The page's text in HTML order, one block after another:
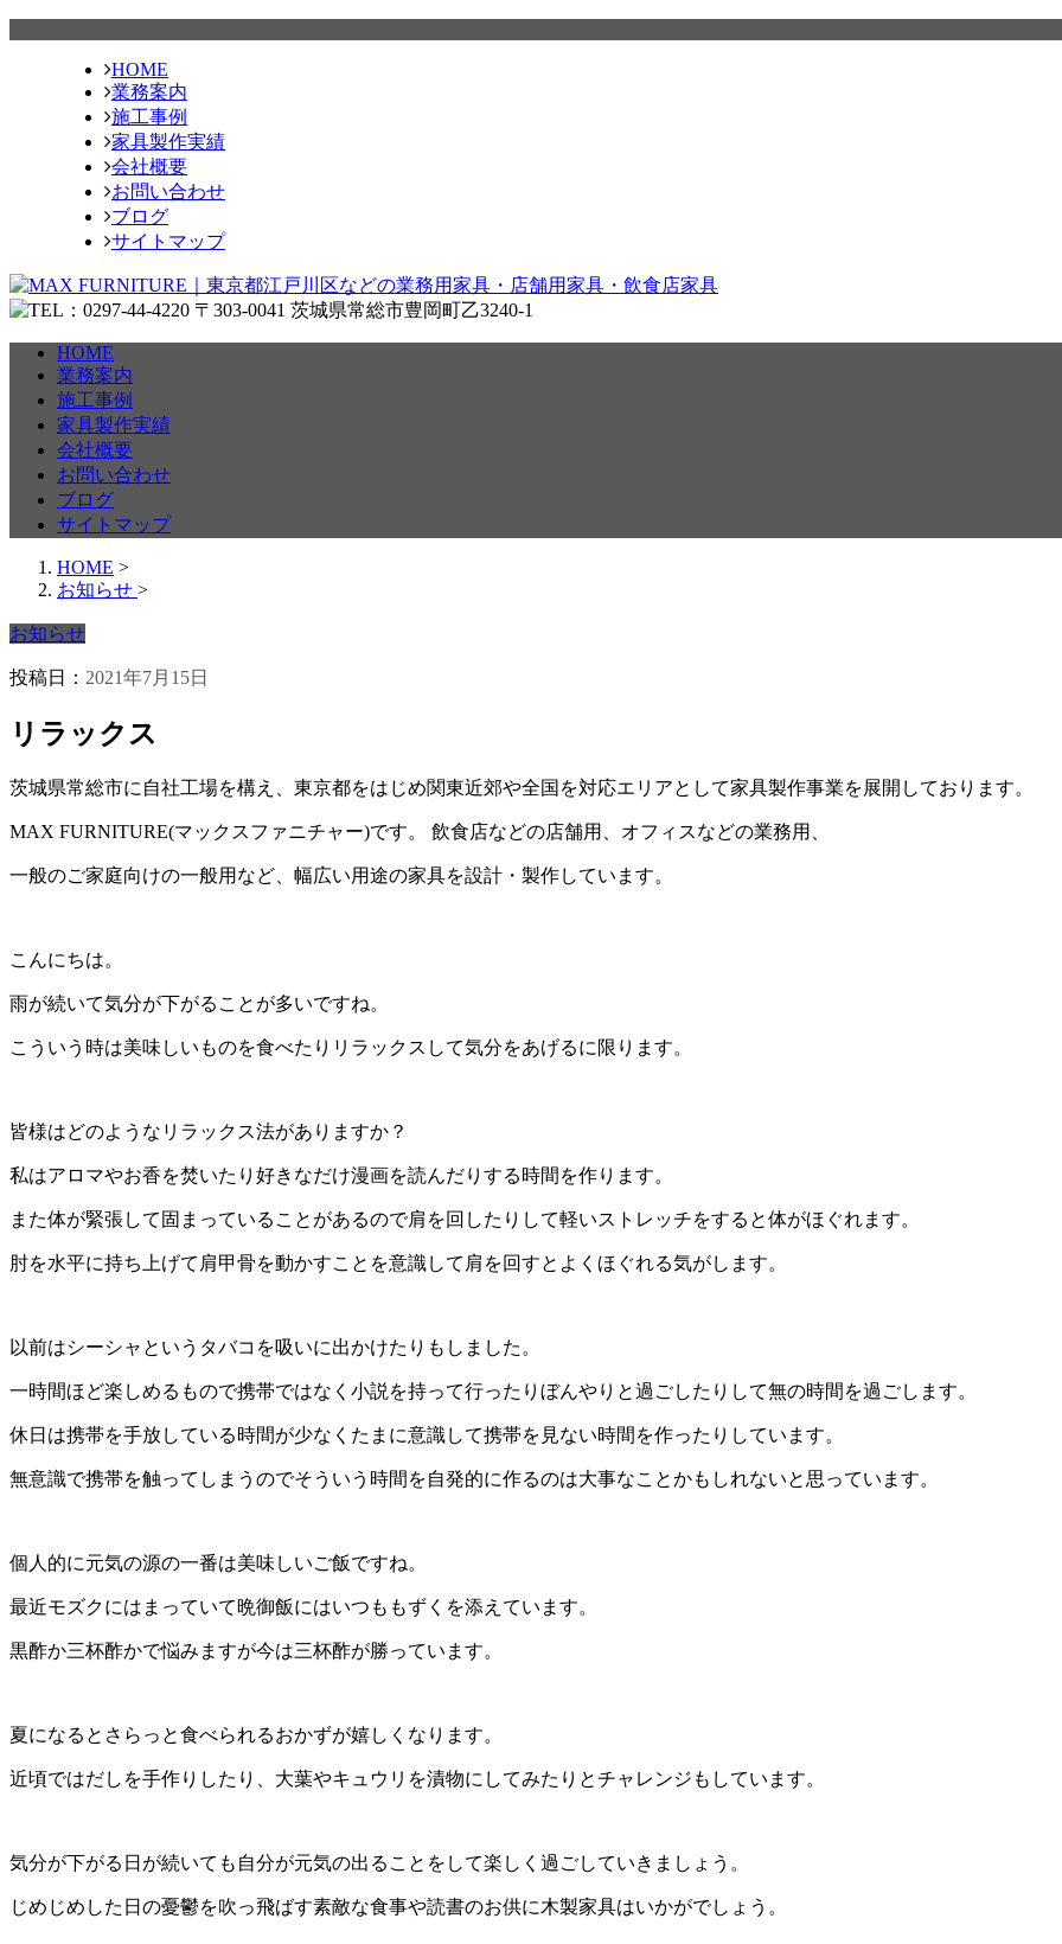
HOME
業務案内
施工事例
家具製作実績
会社概要
お問い合わせ
ブログ
サイトマップ
HOME
業務案内
施工事例
家具製作実績
会社概要
お問い合わせ
ブログ
サイトマップ
HOME >
お知らせ >
お知らせ
投稿日： 2021年7月15日
リラックス
茨城県常総市に自社工場を構え、東京都をはじめ関東近郊や全国を対応エリアとして家具製作事業を展開しております。
MAX FURNITURE(マックスファニチャー)です。 飲食店などの店舗用、オフィスなどの業務用、
一般のご家庭向けの一般用など、幅広い用途の家具を設計・製作しています。
こんにちは。
雨が続いて気分が下がることが多いですね。
こういう時は美味しいものを食べたりリラックスして気分をあげるに限ります。
皆様はどのようなリラックス法がありますか？
私はアロマやお香を焚いたり好きなだけ漫画を読んだりする時間を作ります。
また体が緊張して固まっていることがあるので肩を回したりして軽いストレッチをすると体がほぐれます。
肘を水平に持ち上げて肩甲骨を動かすことを意識して肩を回すとよくほぐれる気がします。
以前はシーシャというタバコを吸いに出かけたりもしました。
一時間ほど楽しめるもので携帯ではなく小説を持って行ったりぼんやりと過ごしたりして無の時間を過ごします。
休日は携帯を手放している時間が少なくたまに意識して携帯を見ない時間を作ったりしています。
無意識で携帯を触ってしまうのでそういう時間を自発的に作るのは大事なことかもしれないと思っています。
個人的に元気の源の一番は美味しいご飯ですね。
最近モズクにはまっていて晩御飯にはいつももずくを添えています。
黒酢か三杯酢かで悩みますが今は三杯酢が勝っています。
夏になるとさらっと食べられるおかずが嬉しくなります。
近頃ではだしを手作りしたり、大葉やキュウリを漬物にしてみたりとチャレンジもしています。
気分が下がる日が続いても自分が元気の出ることをして楽しく過ごしていきましょう。
じめじめした日の憂鬱を吹っ飛ばす素敵な食事や読書のお供に木製家具はいかがでしょう。